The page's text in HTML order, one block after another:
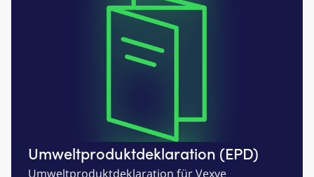
Umweltproduktdeklaration (EPD)
Umweltproduktdeklaration für Vexve